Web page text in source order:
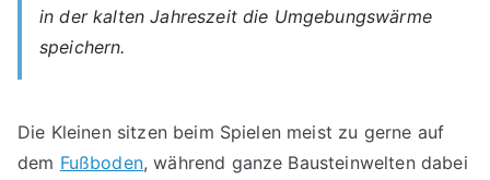
in der kalten Jahreszeit die Umgebungswärme
speichern.
Die Kleinen sitzen beim Spielen meist zu gerne auf
dem Fußboden, während ganze Bausteinwelten dabei